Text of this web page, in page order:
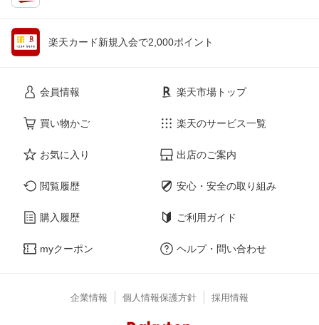
楽天カード新規入会で2,000ポイント
会員情報
買い物かご
お気に入り
閲覧履歴
購入履歴
myクーポン
楽天市場トップ
楽天のサービス一覧
出店のご案内
安心・安全の取り組み
ご利用ガイド
ヘルプ・問い合わせ
企業情報 個人情報保護方針 採用情報